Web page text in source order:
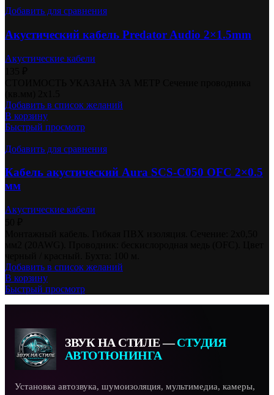
Добавить для сравнения
Акустический кабель Predator Audio 2×1.5mm
Акустические кабели
Добавить в список желаний
В корзину
Быстрый просмотр
Добавить для сравнения
Кабель акустический Aura SCS-C050 OFC 2×0.5
мм
Акустические кабели
Добавить в список желаний
В корзину
Быстрый просмотр
ЗВУК НА СТИЛЕ —СТУДИЯ
АВТОТЮНИНГА
Установка автозвука, шумоизоляция, мультимедиа, камеры,